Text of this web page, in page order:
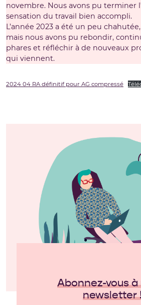
novembre. Nous avons pu terminer
sensation du travail bien accompli.
L’année 2023 a été un peu
mais nous avons pu rebondir,
phares et réfléchir à de nouveaux
qui viennent.
2024 04 RA définitif pour AG compressé
Abonnez-vous
newsletter